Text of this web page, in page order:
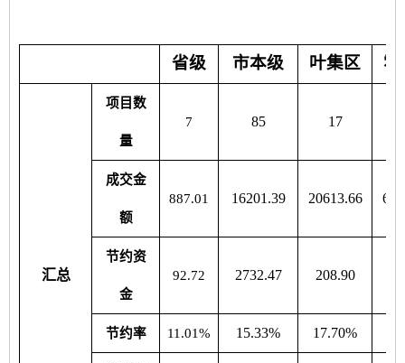
省级 市本级 叶集区 霍
汇总
项目数
量
7 85 17
成交金
额
887.01 16201.39 20613.66
节约资
金
92.72 2732.47 208.90
节约率 11.01% 15.33% 17.70%